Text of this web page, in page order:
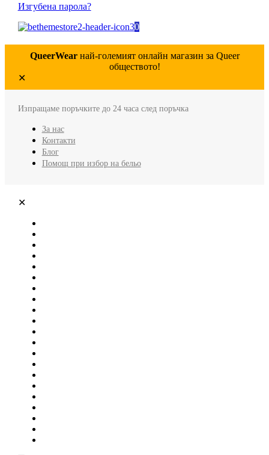
Изгубена парола?
0
QueerWearнай-големият онлайн магазин за Queer
обществото!
✕
Изпращаме поръчките до 24 часа след поръчка
За нас
Контакти
Блог
Помощ при избор на бельо
✕